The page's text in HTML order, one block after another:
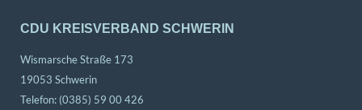
CDU KREISVERBAND SCHWERIN
Wismarsche Straße 173
19053 Schwerin
Telefon: (0385) 59 00 426